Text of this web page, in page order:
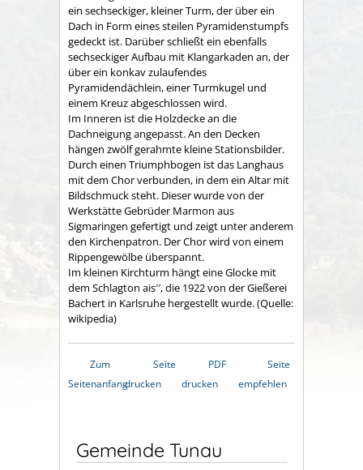
ein sechseckiger, kleiner Turm, der über ein
Dach in Form eines steilen Pyramidenstumpfs
gedeckt ist. Darüber schließt ein ebenfalls
sechseckiger Aufbau mit Klangarkaden an, der
über ein konkav zulaufendes
Pyramidendächlein, einer Turmkugel und
einem Kreuz abgeschlossen wird.
Im Inneren ist die Holzdecke an die
Dachneigung angepasst. An den Decken
hängen zwölf gerahmte kleine Stationsbilder.
Durch einen Triumphbogen ist das Langhaus
mit dem Chor verbunden, in dem ein Altar mit
Bildschmuck steht. Dieser wurde von der
Werkstätte Gebrüder Marmon aus
Sigmaringen gefertigt und zeigt unter anderem
den Kirchenpatron. Der Chor wird von einem
Rippengewölbe überspannt.
Im kleinen Kirchturm hängt eine Glocke mit
dem Schlagton ais′′, die 1922 von der Gießerei
Bachert in Karlsruhe hergestellt wurde. (Quelle:
wikipedia)
Zum
Seitenanfang
Seite
drucken
PDF
drucken
Seite
empfehlen
Gemeinde Tunau